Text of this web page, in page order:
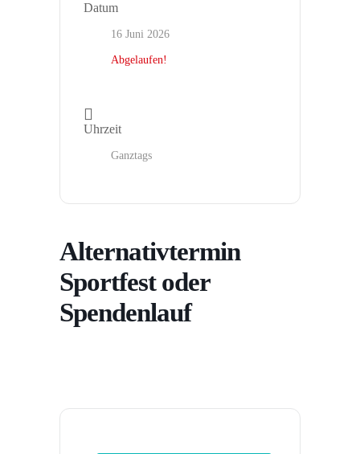
Datum
16 Juni 2026
Abgelaufen!
Uhrzeit
Ganztags
Alternativtermin
Sportfest oder
Spendenlauf